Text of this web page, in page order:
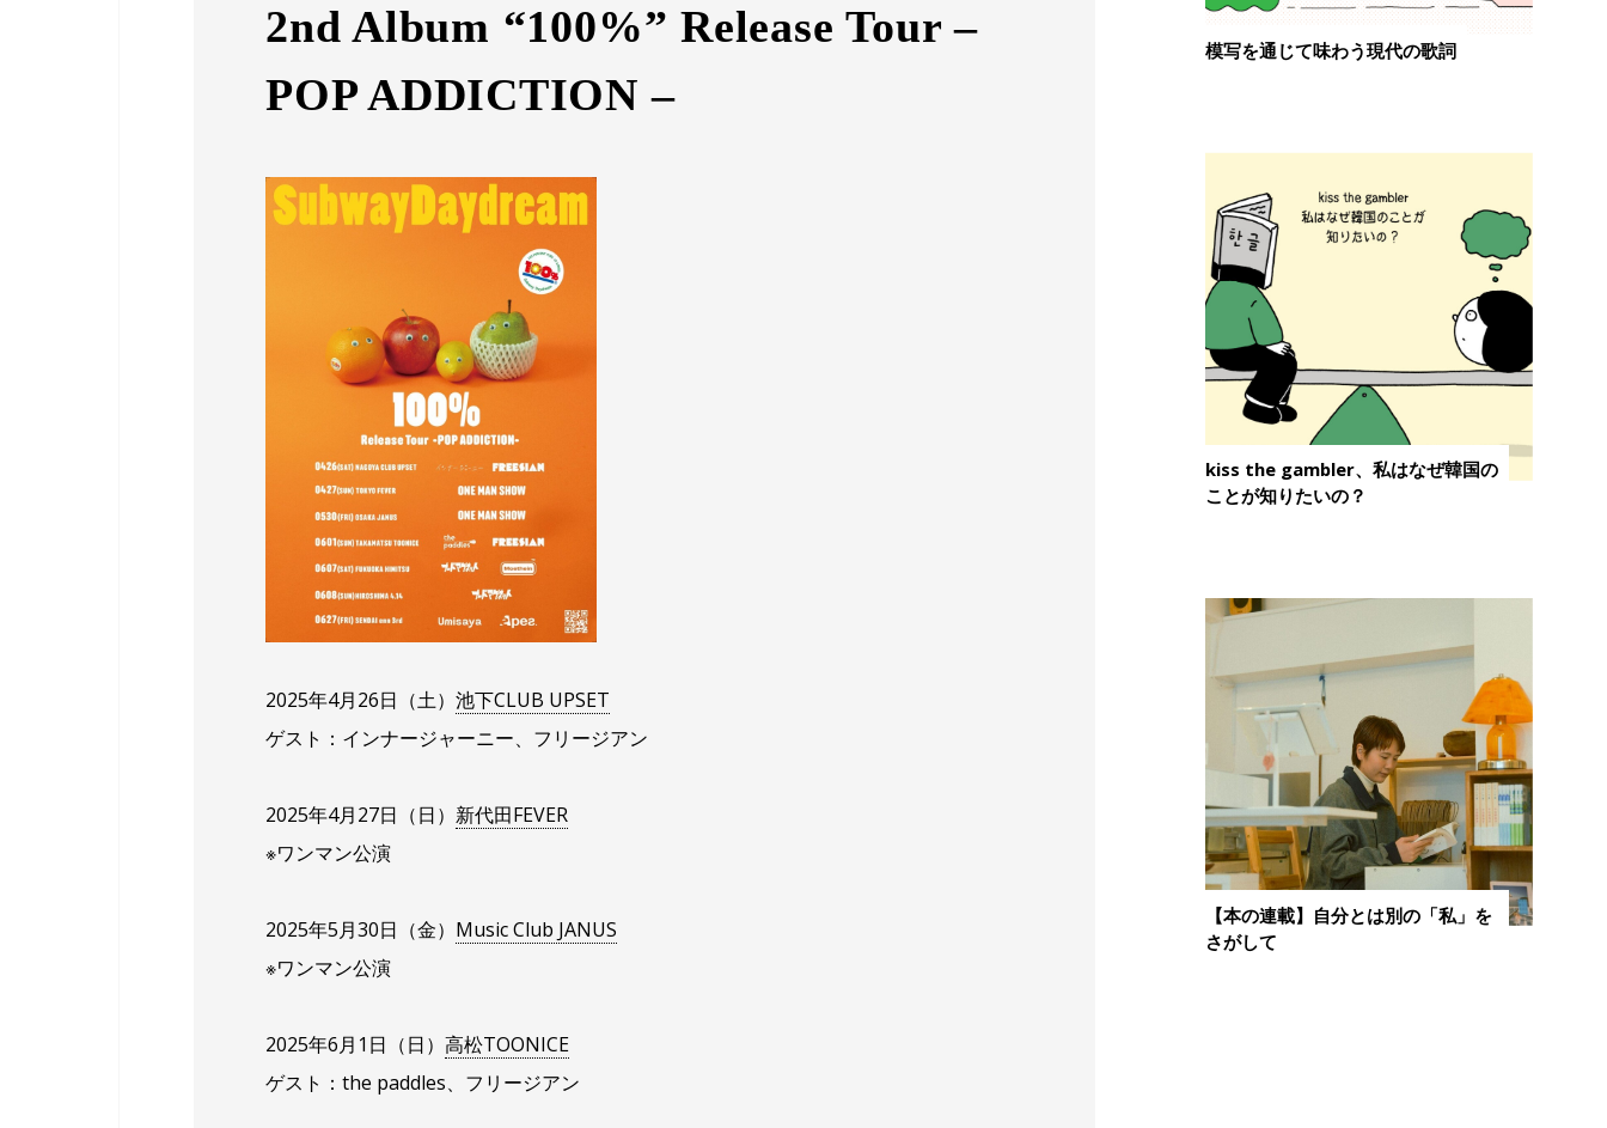
2nd Album “100%” Release Tour –
POP ADDICTION –
2025年4月26日（土） 池下CLUB UPSET
ゲスト：インナージャーニー、フリージアン
2025年4月27日（日） 新代田FEVER
※ワンマン公演
2025年5月30日（金） Music Club JANUS
※ワンマン公演
2025年6月1日（日） 高松TOONICE
ゲスト：the paddles、フリージアン
模写を通じて味わう現代の歌詞
kiss the gambler、私はなぜ韓国の
ことが知りたいの？
【本の連載】自分とは別の「私」を
さがして